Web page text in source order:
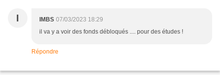
I IMBS 07/03/2023 18:29
il va y a voir des fonds débloqués .... pour des études !
Répondre